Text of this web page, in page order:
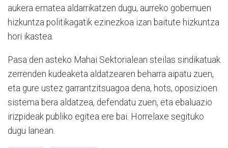
aukera ematea aldarrikatzen dugu, aurreko gobernuen
hizkuntza politikagatik ezinezkoa izan baitute hizkuntza
hori ikastea.
Pasa den asteko Mahai Sektorialean steilas sindikatuak
zerrenden kudeaketa aldatzearen beharra aipatu zuen,
eta gure ustez garrantzitsuagoa dena, hots, oposizioen
sistema bera aldatzea, defendatu zuen, eta ebaluazio
irizpideak publiko egitea ere bai. Horrelaxe segituko
dugu lanean.